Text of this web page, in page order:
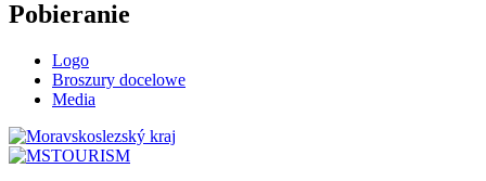
Pobieranie
Logo
Broszury docelowe
Media